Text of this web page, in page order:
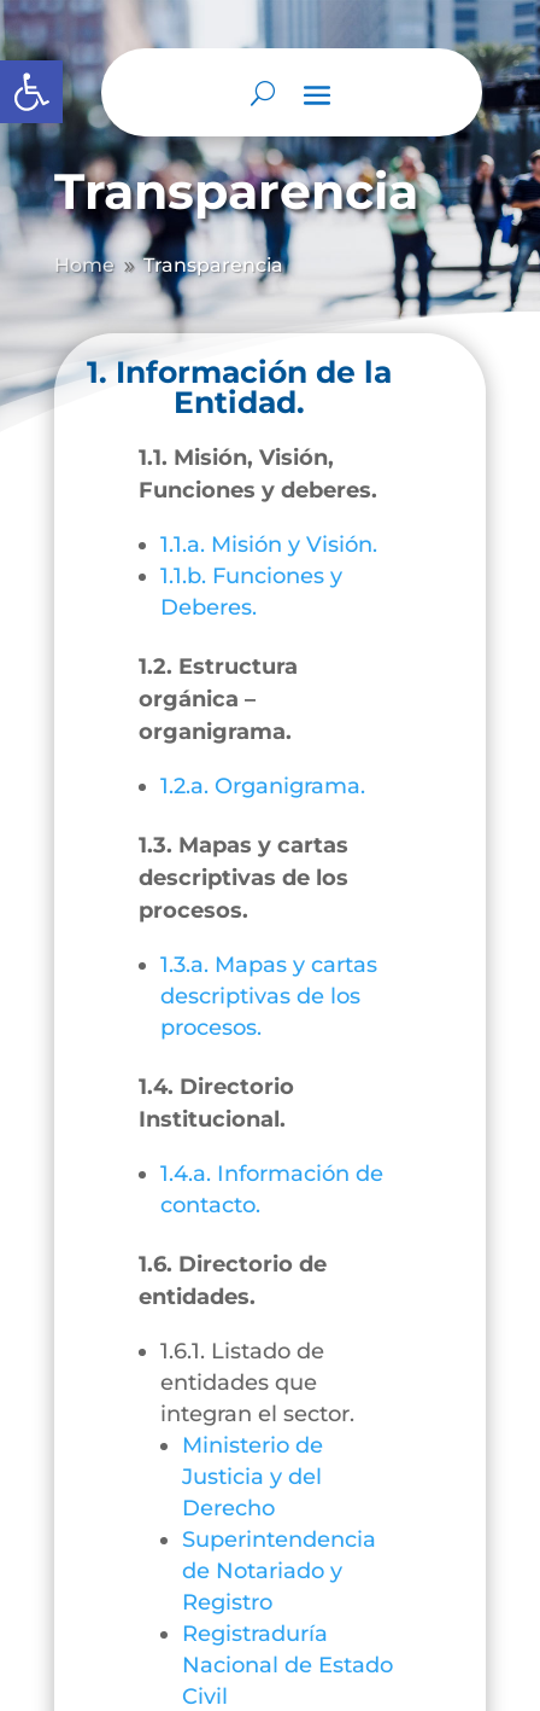
Abrir barra de herramientas
Transparencia
Home 9 Transparencia
1. Información de la
Entidad.
1.1. Misión, Visión,
Funciones y deberes.
1.1.a. Misión y Visión.
1.1.b. Funciones y
Deberes.
1.2. Estructura
orgánica –
organigrama.
1.2.a. Organigrama.
1.3. Mapas y cartas
descriptivas de los
procesos.
1.3.a. Mapas y cartas
descriptivas de los
procesos.
1.4. Directorio
Institucional.
1.4.a. Información de
contacto.
1.6. Directorio de
entidades.
1.6.1. Listado de
entidades que
integran el sector.
Ministerio de
Justicia y del
Derecho
Superintendencia
de Notariado y
Registro
Registraduría
Nacional de Estado
Civil